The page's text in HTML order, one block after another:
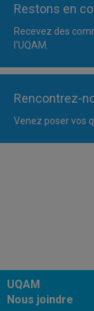
Restons en
Recevez des
l'UQAM.
Rencontrez-
Venez poser vos
UQAM
Nous joindre